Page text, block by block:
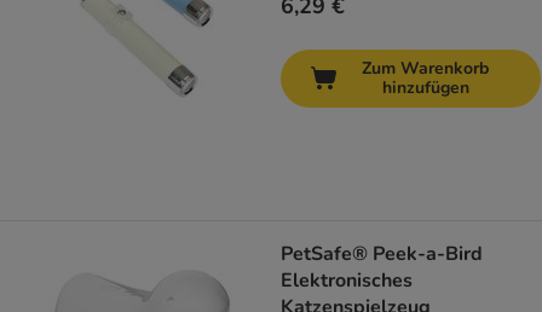
6,29 €
Zum Warenkorb
hinzufügen
PetSafe® Peek-a-Bird
Elektronisches